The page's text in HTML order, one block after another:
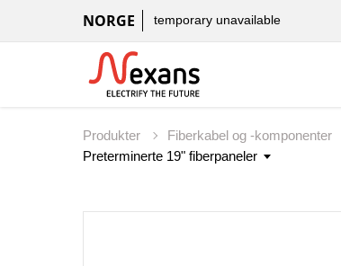
NORGE temporary unavailable
Produkter Fiberkabel og -komponenter